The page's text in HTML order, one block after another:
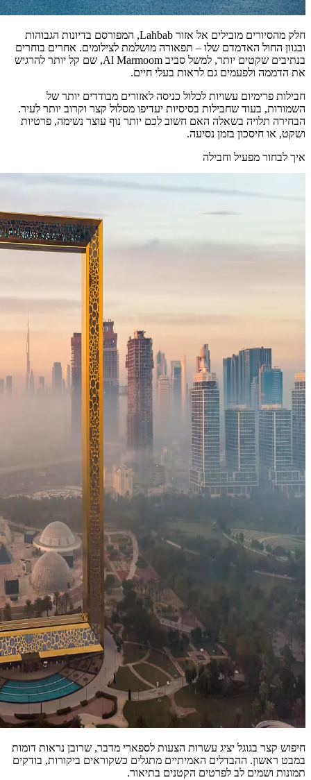
חלק מהסיורים מובילים אל אזור Lahbab, המפורסם בדיונות הגבוהות
ובגוון החול האדמדם שלו – תפאורה מושלמת לצילומים. אחרים בוחרים
בנתיבים שקטים יותר, למשל סביב Al Marmoom, שם קל יותר להרגיש
את הדממה ולפעמים גם לראות בעלי חיים.
חבילות פרימיום עשויות לכלול כניסה לאזורים מבודדים יותר של
השמורות, בעוד שחבילות בסיסיות יעדיפו מסלול קצר וקרוב יותר לעיר.
הבחירה תלויה בשאלה האם חשוב לכם יותר נוף עוצר נשימה, פרטיות
ושקט, או חיסכון בזמן נסיעה.
איך לבחור מפעיל וחבילה
חיפוש קצר בגוגל יציג עשרות הצעות לספארי מדבר, שרובן נראות דומות
במבט ראשון. ההבדלים האמיתיים מתגלים כשקוראים ביקורות, בודקים
תמונות ושמים לב לפרטים הקטנים בתיאור.